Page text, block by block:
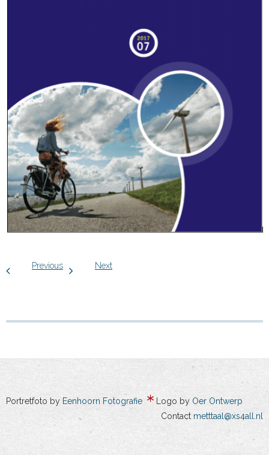
Previous Next
Portretfoto by Eenhoorn Fotografie Logo by Oer Ontwerp
Contact metttaal@xs4all.nl